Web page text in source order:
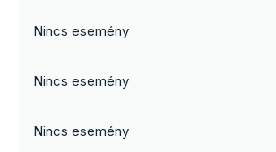
Nincs esemény
Nincs esemény
Nincs esemény